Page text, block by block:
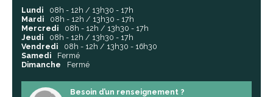
Lundi
08h - 12h / 13h30 - 17h
Mardi
08h - 12h / 13h30 - 17h
Mercredi
08h - 12h / 13h30 - 17h
Jeudi
08h - 12h / 13h30 - 17h
Vendredi
08h - 12h / 13h30 - 16h30
Samedi
Fermé
Dimanche
Fermé
Besoin d’un renseignement ?